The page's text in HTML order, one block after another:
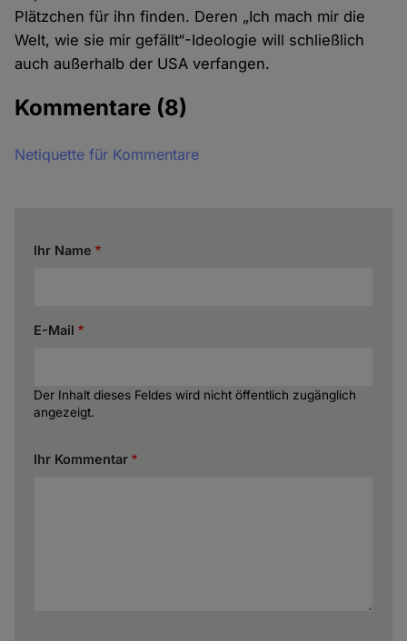
Plätzchen für ihn finden. Deren „Ich mach mir die
Welt, wie sie mir gefällt“-Ideologie will schließlich
auch außerhalb der USA verfangen.
Kommentare (8)
Netiquette für Kommentare
Ihr Name
E-Mail
Der Inhalt dieses Feldes wird nicht öffentlich zugänglich
angezeigt.
Ihr Kommentar